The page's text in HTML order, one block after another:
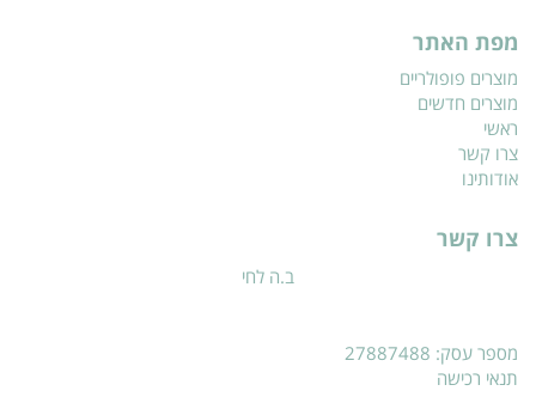
מפת האתר
מוצרים פופולריים
מוצרים חדשים
ראשי
צרו קשר
אודותינו
צרו קשר
ב.ה לחי
מספר עסק: 27887488
תנאי רכישה